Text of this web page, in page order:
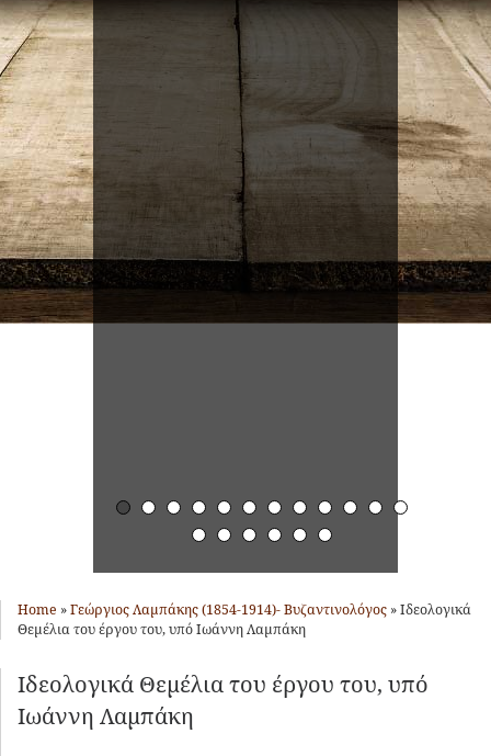
Home »Γεώργιος Λαμπάκης (1854-1914)- Βυζαντινολόγος »Ιδεολογικά
Θεμέλια του έργου του, υπό Ιωάννη Λαμπάκη
Ιδεολογικά Θεμέλια του έργου του, υπό
Ιωάννη Λαμπάκη